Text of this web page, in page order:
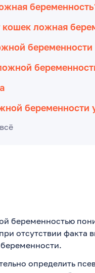
кошек ложная
беременности
беременности
беременностью
отсутствии факта
определить